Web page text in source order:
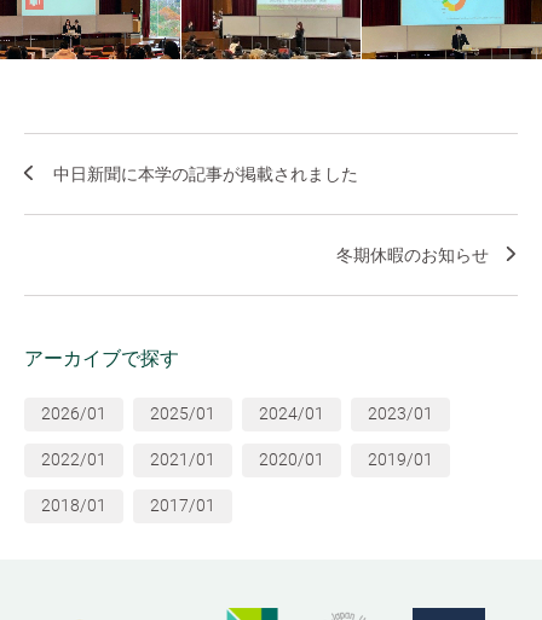
中日新聞に本学の記事が掲載されました
冬期休暇のお知らせ
アーカイブで探す
2026/01 2025/01 2024/01 2023/01
2022/01 2021/01 2020/01 2019/01
2018/01 2017/01